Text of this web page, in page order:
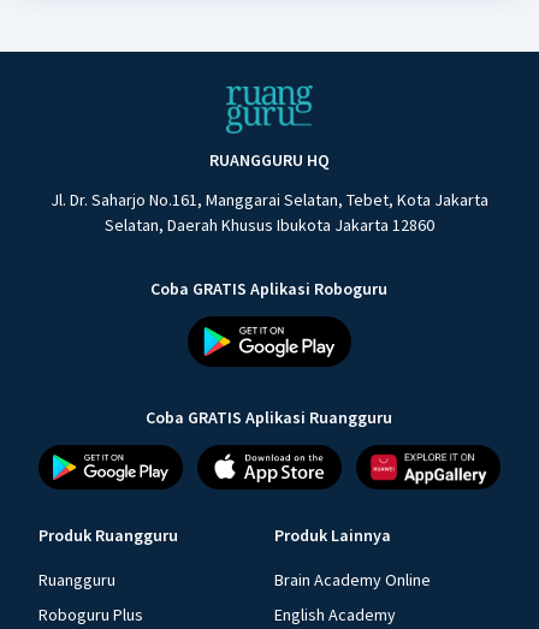
RUANGGURU HQ
Jl. Dr. Saharjo No.161, Manggarai Selatan, Tebet, Kota Jakarta
Selatan, Daerah Khusus Ibukota Jakarta 12860
Coba GRATIS Aplikasi Roboguru
Coba GRATIS Aplikasi Ruangguru
Produk Ruangguru
Ruangguru
Roboguru Plus
Produk Lainnya
Brain Academy Online
English Academy